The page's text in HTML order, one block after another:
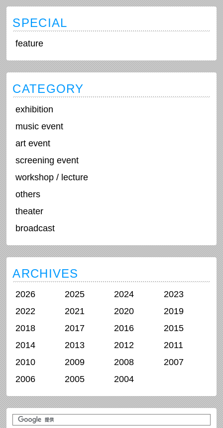
SPECIAL
feature
CATEGORY
exhibition
music event
art event
screening event
workshop / lecture
others
theater
broadcast
ARCHIVES
2026 2025 2024
2023
2022
2021 2020
2019
2018
2017 2016
2015
2014
2013 2012
2011
2010
2009 2008
2007
2006
2005 2004